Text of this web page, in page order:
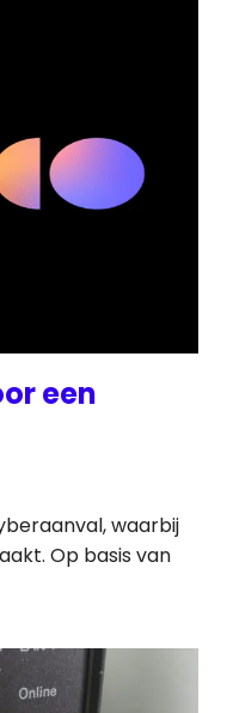
een
waarbij
Op basis van